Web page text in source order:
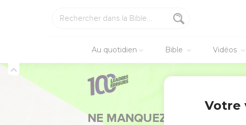
Au quotidien Bible Vidéos
NE MANQUEZ PAS
Votre